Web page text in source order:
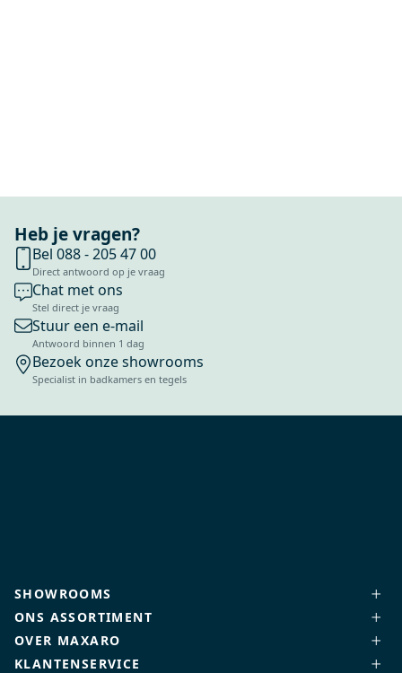
Heb je vragen?
Bel 088 - 205 47 00
Direct antwoord op je vraag
Chat met ons
Stel direct je vraag
Stuur een e-mail
Antwoord binnen 1 dag
Bezoek onze showrooms
Specialist in badkamers en tegels
SHOWROOMS
ONS ASSORTIMENT
OVER MAXARO
KLANTENSERVICE